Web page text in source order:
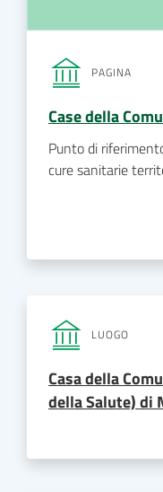
PAGINA
Case della
Punto di
cure sanitarie
LUOGO
Casa della
della Salute) di